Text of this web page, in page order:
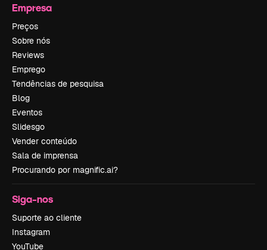
Empresa
Preços
Sobre nós
Reviews
Emprego
Tendências de pesquisa
Blog
Eventos
Slidesgo
Vender conteúdo
Sala de imprensa
Procurando por magnific.ai?
Siga-nos
Suporte ao cliente
Instagram
YouTube